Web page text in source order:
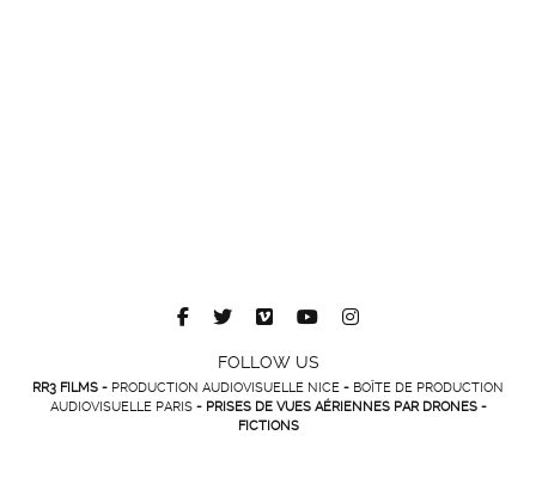
FOLLOW US
RR3 FILMS - PRODUCTION AUDIOVISUELLE NICE - BOÎTE DE PRODUCTION
AUDIOVISUELLE PARIS- PRISES DE VUES AÉRIENNES PAR DRONES -
FICTIONS